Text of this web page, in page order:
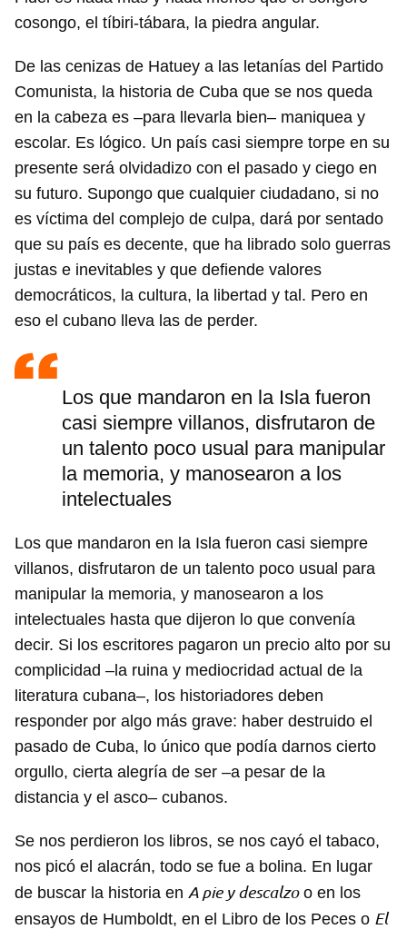
cosongo, el tíbiri-tábara, la piedra angular.
De las cenizas de Hatuey a las letanías del Partido
Comunista, la historia de Cuba que se nos queda
en la cabeza es –para llevarla bien– maniquea y
escolar. Es lógico. Un país casi siempre torpe en su
presente será olvidadizo con el pasado y ciego en
su futuro. Supongo que cualquier ciudadano, si no
es víctima del complejo de culpa, dará por sentado
que su país es decente, que ha librado solo guerras
justas e inevitables y que defiende valores
democráticos, la cultura, la libertad y tal. Pero en
eso el cubano lleva las de perder.
Los que mandaron en la Isla fueron
casi siempre villanos, disfrutaron de
un talento poco usual para manipular
la memoria, y manosearon a los
intelectuales
Los que mandaron en la Isla fueron casi siempre
villanos, disfrutaron de un talento poco usual para
manipular la memoria, y manosearon a los
intelectuales hasta que dijeron lo que convenía
decir. Si los escritores pagaron un precio alto por su
complicidad –la ruina y mediocridad actual de la
literatura cubana–, los historiadores deben
responder por algo más grave: haber destruido el
pasado de Cuba, lo único que podía darnos cierto
orgullo, cierta alegría de ser –a pesar de la
distancia y el asco– cubanos.
Se nos perdieron los libros, se nos cayó el tabaco,
nos picó el alacrán, todo se fue a bolina. En lugar
de buscar la historia en A pie y descalzoo en los
ensayos de Humboldt, en el Libro de los Peces o El